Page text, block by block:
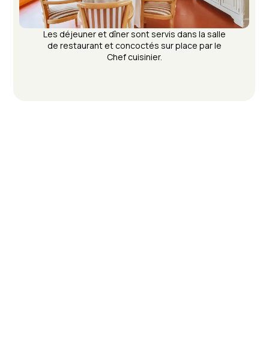
Les déjeuner et dîner sont servis dans la salle
de restaurant et concoctés sur place par le
Chef cuisinier.